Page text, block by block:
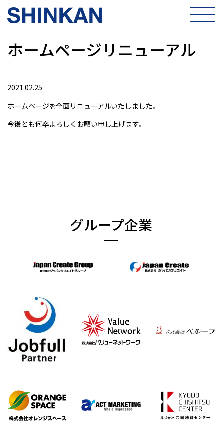
ホームページリニューアル
2021.02.25
ホームページを全面リニューアルいたしました。
今後とも何卒よろしくお願い申し上げます。
グループ企業